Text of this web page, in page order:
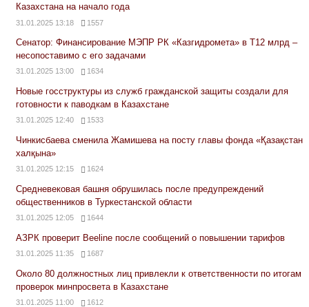
Казахстана на начало года
31.01.2025 13:18 1557
Сенатор: Финансирование МЭПР РК «Казгидромета» в Т12 млрд –
несопоставимо с его задачами
31.01.2025 13:00 1634
Новые госструктуры из служб гражданской защиты создали для
готовности к паводкам в Казахстане
31.01.2025 12:40 1533
Чинкисбаева сменила Жамишева на посту главы фонда «Қазақстан
халқына»
31.01.2025 12:15 1624
Средневековая башня обрушилась после предупреждений
общественников в Туркестанской области
31.01.2025 12:05 1644
АЗРК проверит Beeline после сообщений о повышении тарифов
31.01.2025 11:35 1687
Около 80 должностных лиц привлекли к ответственности по итогам
проверок минпросвета в Казахстане
31.01.2025 11:00 1612